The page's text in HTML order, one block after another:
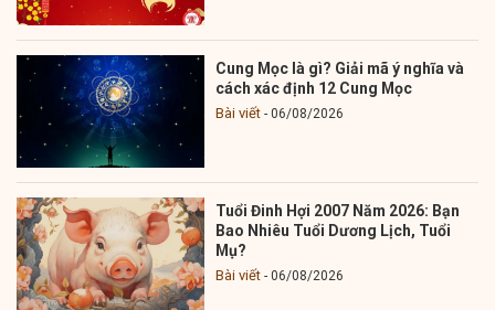
Cung Mọc là gì? Giải mã ý nghĩa và
cách xác định 12 Cung Mọc
Bài viết 06/08/2026
Tuổi Đinh Hợi 2007 Năm 2026: Bạn
Bao Nhiêu Tuổi Dương Lịch, Tuổi
Mụ?
Bài viết 06/08/2026